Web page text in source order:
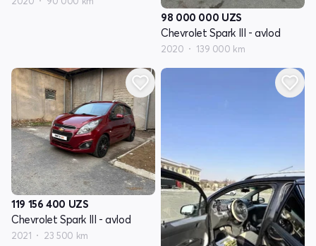
98 000 000 UZS
Chevrolet Spark III - avlod
2020 139 000 km
119 156 400 UZS
Chevrolet Spark III - avlod
2021 23 500 km